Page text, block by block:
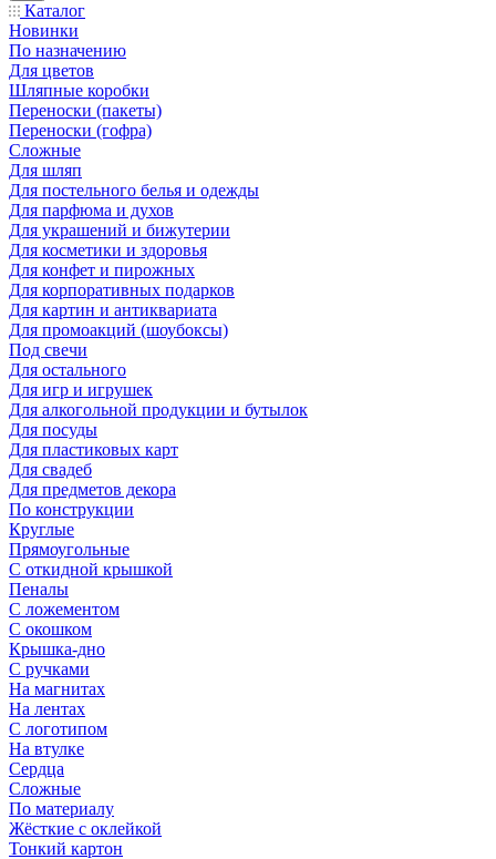
Каталог
Новинки
По назначению
Для цветов
Шляпные коробки
Переноски (пакеты)
Переноски (гофра)
Сложные
Для шляп
Для постельного белья и одежды
Для парфюма и духов
Для украшений и бижутерии
Для косметики и здоровья
Для конфет и пирожных
Для корпоративных подарков
Для картин и антиквариата
Для промоакций (шоубоксы)
Под свечи
Для остального
Для игр и игрушек
Для алкогольной продукции и бутылок
Для посуды
Для пластиковых карт
Для свадеб
Для предметов декора
По конструкции
Круглые
Прямоугольные
С откидной крышкой
Пеналы
С ложементом
С окошком
Крышка-дно
С ручками
На магнитах
На лентах
С логотипом
На втулке
Сердца
Сложные
По материалу
Жёсткие с оклейкой
Тонкий картон